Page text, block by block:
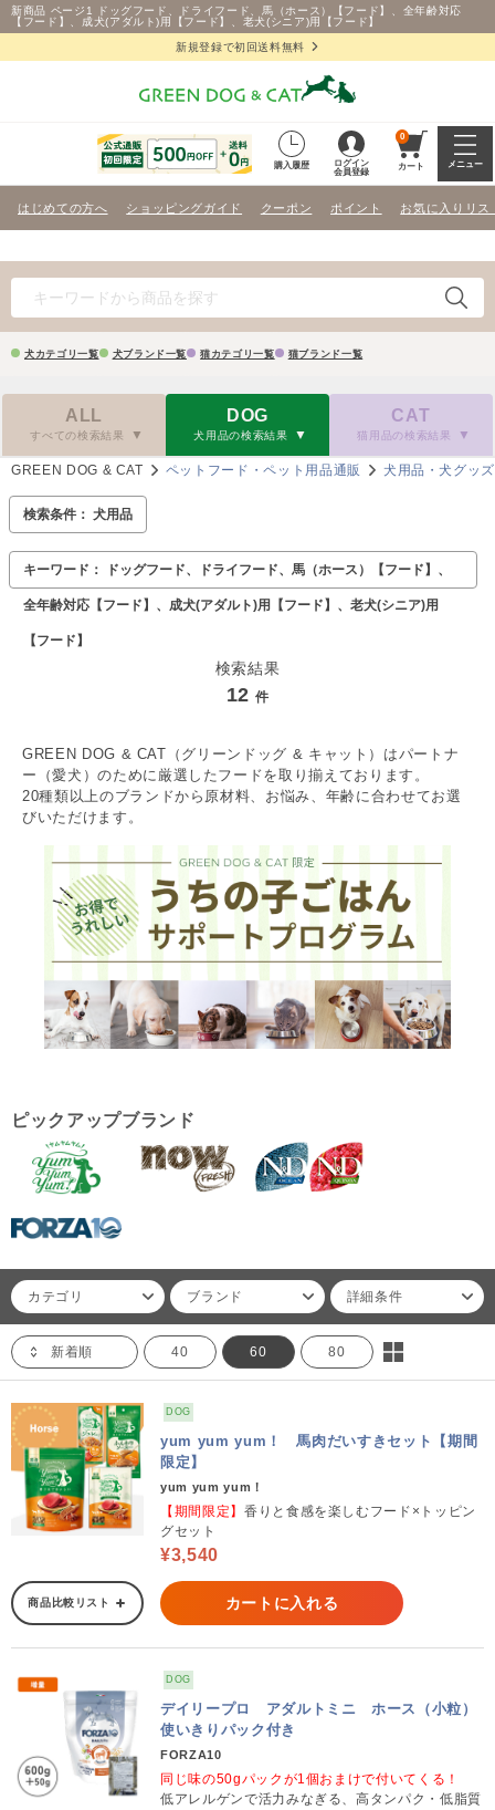
新商品 ページ1 ドッグフード、ドライフード、馬（ホース）【フード】、全年齢対応
【フード】、成犬(アダルト)用【フード】、老犬(シニア)用【フード】
新規登録で初回送料無料
購入履歴
ログイン
会員登録
0
カート メニュー
はじめての方へ ショッピングガイド クーポン ポイント お気に入りリス
犬カテゴリ一覧 犬ブランド一覧 猫カテゴリ一覧 猫ブランド一覧
ALL
すべての検索結果
DOG
犬用品の検索結果
CAT
猫用品の検索結果
GREEN DOG & CAT ペットフード・ペット用品通販 犬用品・犬グッズ
検索条件： 犬用品
キーワード： ドッグフード、ドライフード、馬（ホース）【フード】、
全年齢対応【フード】、成犬(アダルト)用【フード】、老犬(シニア)用
【フード】
検索結果
12 件
GREEN DOG & CAT（グリーンドッグ & キャット）はパートナ
ー（愛犬）のために厳選したフードを取り揃えております。
20種類以上のブランドから原材料、お悩み、年齢に合わせてお選
びいただけます。
ピックアップブランド
カテゴリ ブランド 詳細条件
新着順 40 60 80
DOG
yum yum yum！ 馬肉だいすきセット【期間
限定】
yum yum yum！
【期間限定】 香りと食感を楽しむフード×トッピン
グセット
¥3,540
商品比較リスト カートに入れる
DOG
デイリープロ アダルトミニ ホース（小粒）
使いきりパック付き
FORZA10
同じ味の50gパックが1個おまけで付いてくる！
低アレルゲンで活力みなぎる、高タンパク・低脂質